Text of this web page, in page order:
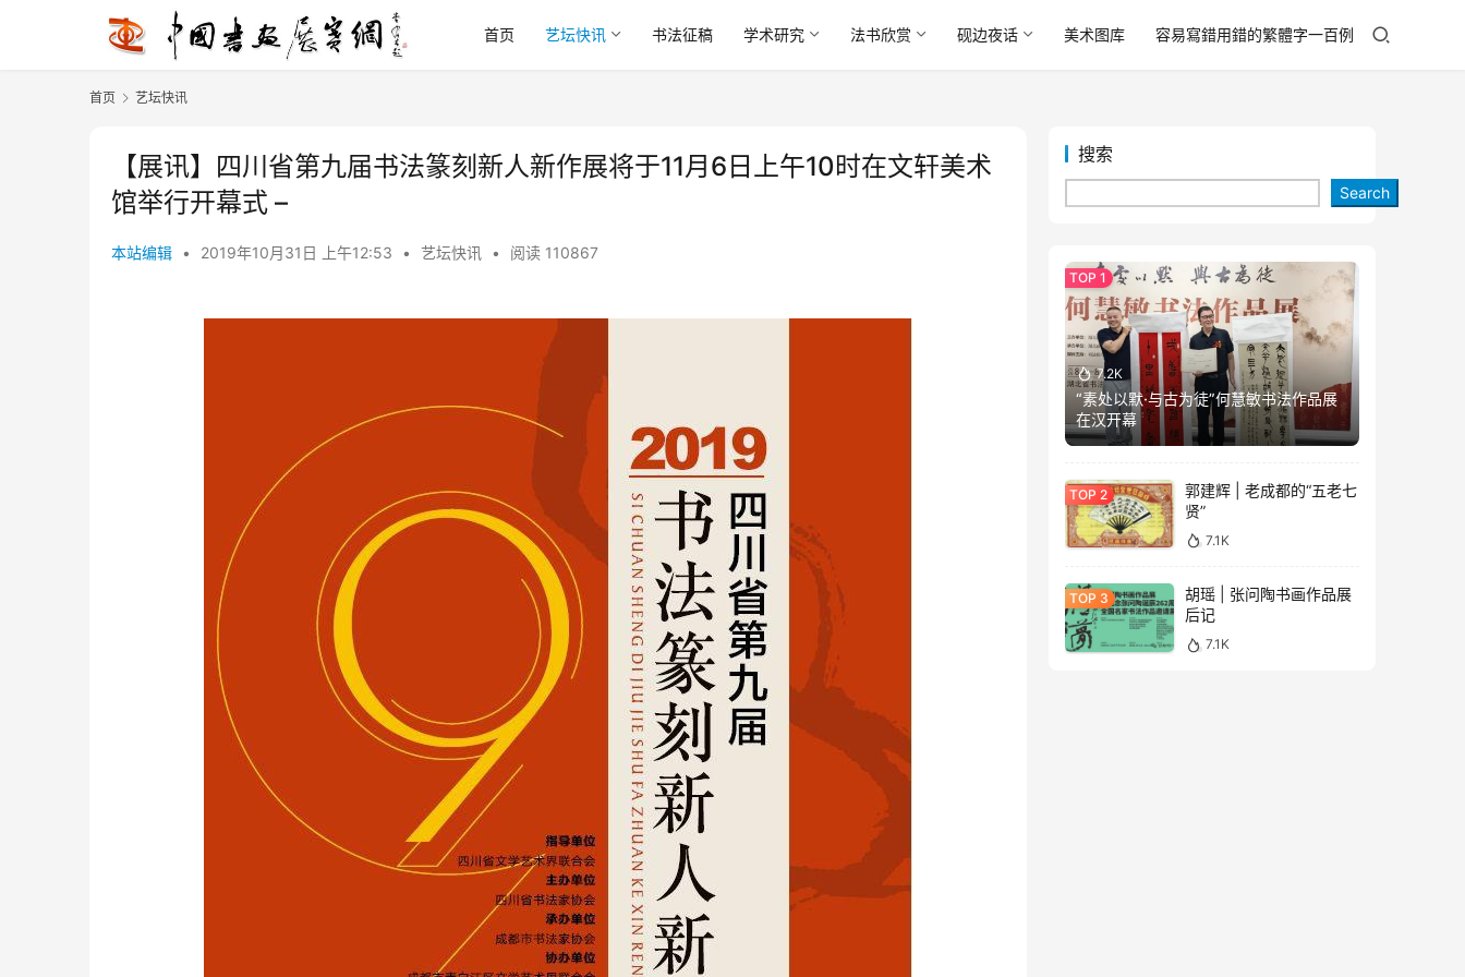
首页 艺坛快讯 书法征稿 学术研究 法书欣赏 砚边夜话 美术图库 容易寫錯用錯的繁體字一百例
首页 艺坛快讯
【展讯】四川省第九届书法篆刻新人新作展将于11月6日上午10时在文轩美术
馆举行开幕式 –
本站编辑 • 2019年10月31日 上午12:53 • 艺坛快讯 • 阅读 110867
搜索
Search
7.2K
“素处以默·与古为徒”何慧敏书法作品展
在汉开幕
郭建辉 | 老成都的“五老七
贤”
7.1K
胡瑶 | 张问陶书画作品展
后记
7.1K